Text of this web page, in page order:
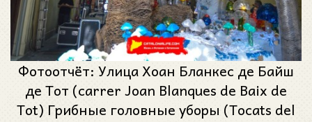
Фотоотчёт: Улица Хоан Бланкес де Байш
де Тот (carrer Joan Blanques de Baix de
Tot) Грибные головные уборы (Tocats del